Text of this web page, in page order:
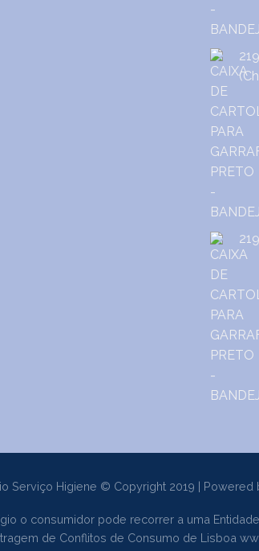
Serviço Higiene © Copyright 2019 | Powered
o consumidor pode recorrer a uma
de Conflitos de Consumo de Lisboa